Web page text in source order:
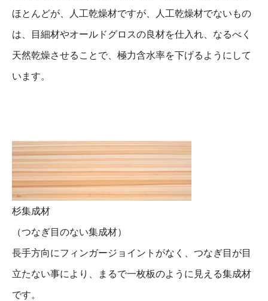
ほとんどが、人工乾燥材ですが、人工乾燥材でないもの
は、目細材やオールドグロスの良材を仕入れ、なるべく
天然乾燥させることで、極力含水率を下げるようにして
います。
杉集成材
（つなぎ目のない集成材）
長手方向にフィンガージョイントがなく、つなぎ目が目
立たない事により、まるで一枚板のように見える集成材
です。